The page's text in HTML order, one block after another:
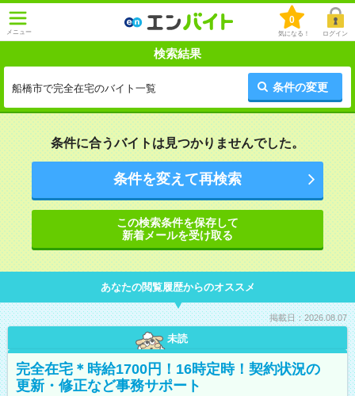
メニュー
0
気になる！ ログイン
検索結果
船橋市で完全在宅のバイト一覧 条件の変更
条件に合うバイトは見つかりませんでした。
条件を変えて再検索
この検索条件を保存して
新着メールを受け取る
あなたの閲覧履歴からのオススメ
掲載日：2026.08.07
未読
完全在宅＊時給1700円！16時定時！契約状況の
更新・修正など事務サポート